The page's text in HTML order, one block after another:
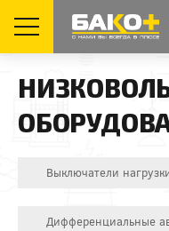
Выключатели
Дифференциальные